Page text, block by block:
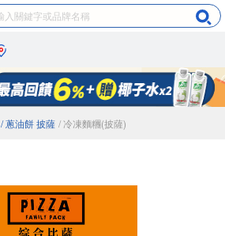
/ 蔥油餅 披薩 / 冷凍麵糰(披薩)